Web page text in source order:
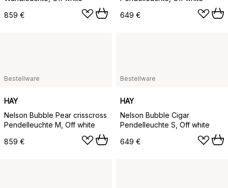
859 €
649 €
Bestellware
HAY
Nelson Bubble Pear crisscross
Pendelleuchte M, Off white
859 €
Bestellware
HAY
Nelson Bubble Cigar
Pendelleuchte S, Off white
649 €